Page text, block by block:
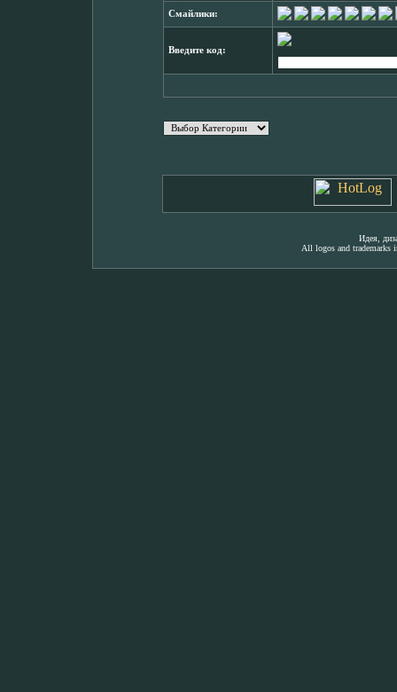
Смайлики:
Введите код:
Идея,
All logos and trademarks